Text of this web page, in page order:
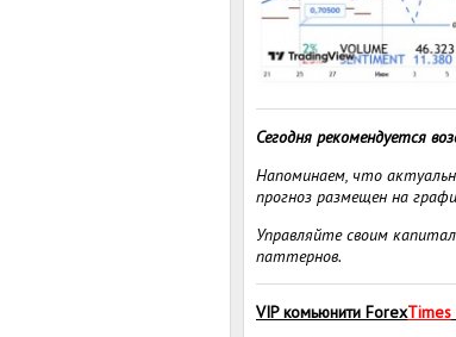
Сегодня рекомендуется
Напоминаем, что
прогноз размещен на
Управляйте своим
паттернов.
VIP комьюнити ForexTimes